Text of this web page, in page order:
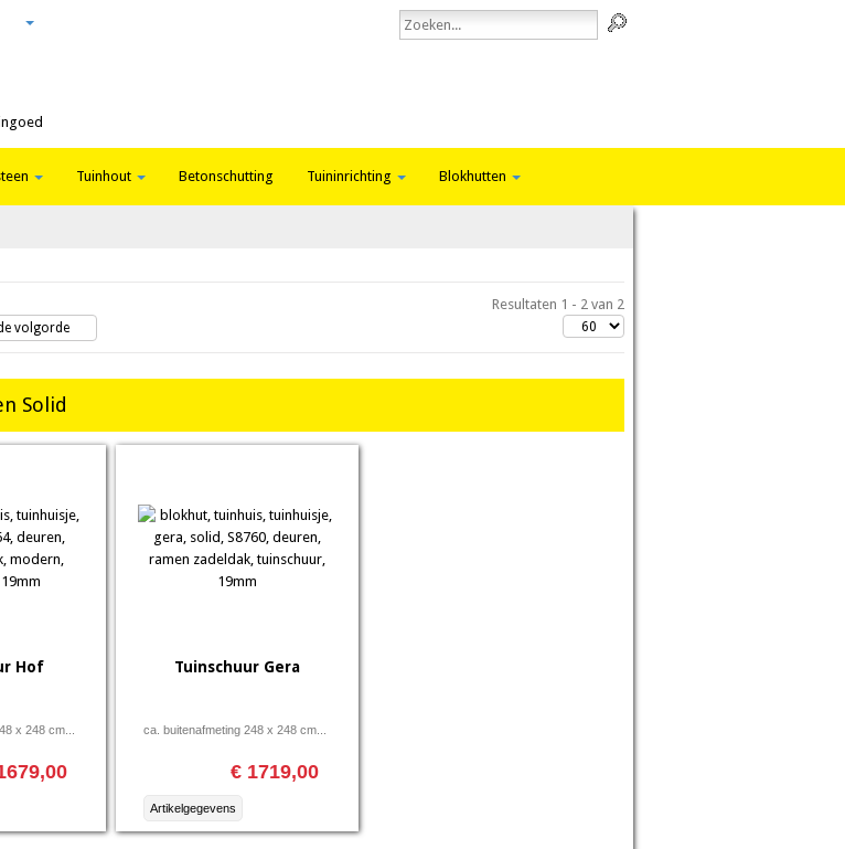
Tuinhout Betonschutting Tuininrichting Blokhutten
volgorde
Resultaten 1 - 2 van 2
Solid
Hof
x 248 cm...
Tuinschuur Gera
ca. buitenafmeting 248 x 248 cm...
€ 1719,00
Artikelgegevens